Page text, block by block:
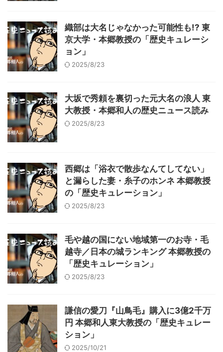
織部は大名じゃなかった可能性も!? 東
京大学・本郷教授の「歴史キュレーシ
ョン」
2025/8/23
大坂で秀頼を裏切った元大名の浪人 東
大教授・本郷和人の歴史ニュース読み
2025/8/23
西郷は「浴衣で散歩なんてしてない」
と漏らした妻・糸子のホンネ 本郷教授
の「歴史キュレーション」
2025/8/23
毛や越の国にない地域第一のお寺・毛
越寺／日本の城ランキング 本郷教授の
「歴史キュレーション」
2025/8/23
謙信の愛刀『山鳥毛』購入に3億2千万
円 本郷和人東大教授の「歴史キュレー
ション」
2025/10/21